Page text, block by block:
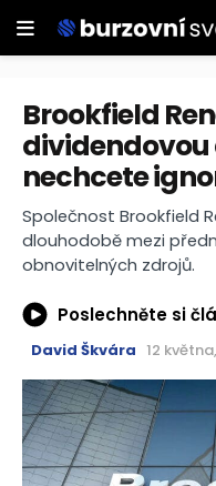
Brookfield
nechcete
Společnost Brookfield
dlouhodobě mezi
obnovitelných zdrojů.
Poslechněte si
David Škvára 12